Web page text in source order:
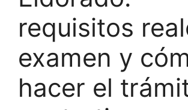
requisitos
examen y
hacer el